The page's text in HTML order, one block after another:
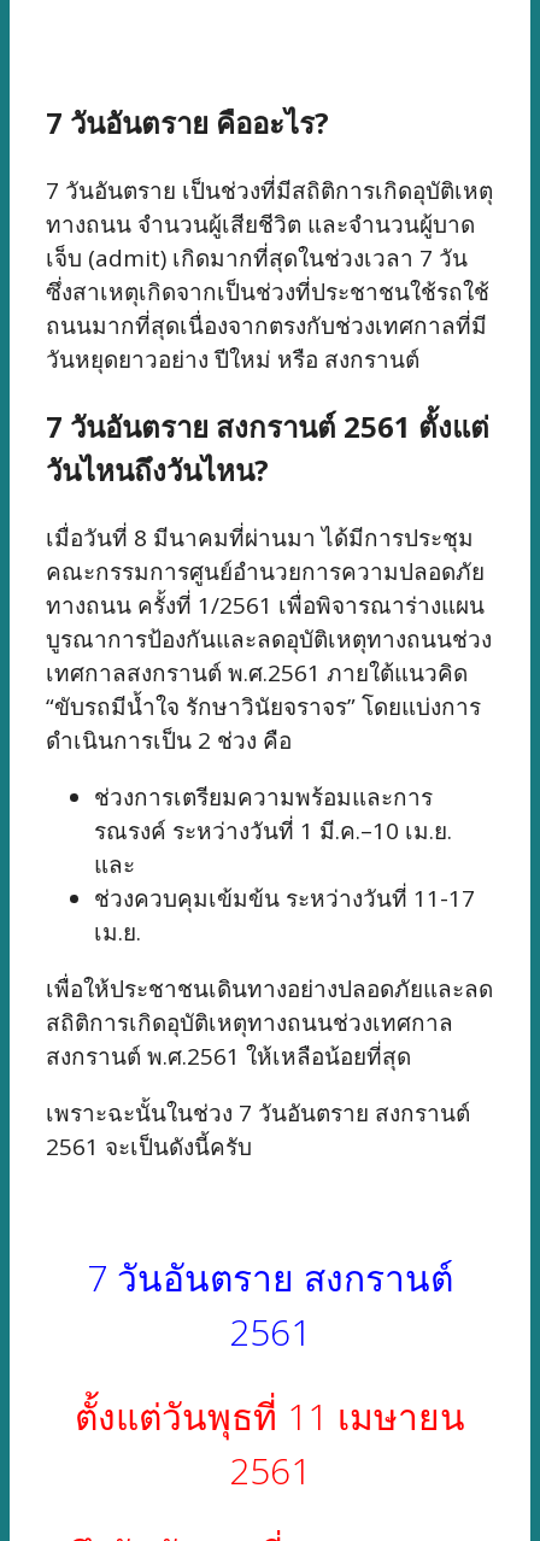
7 วันอันตราย คืออะไร?
7 วันอันตราย เป็นช่วงที่มีสถิติการเกิดอุบัติเหตุ
ทางถนน จำนวนผู้เสียชีวิต และจำนวนผู้บาด
เจ็บ (admit) เกิดมากที่สุดในช่วงเวลา 7 วัน
ซึ่งสาเหตุเกิดจากเป็นช่วงที่ประชาชนใช้รถใช้
ถนนมากที่สุดเนื่องจากตรงกับช่วงเทศกาลที่มี
วันหยุดยาวอย่าง ปีใหม่ หรือ สงกรานต์
7 วันอันตราย สงกรานต์ 2561 ตั้งแต่
วันไหนถึงวันไหน?
เมื่อวันที่ 8 มีนาคมที่ผ่านมา ได้มีการประชุม
คณะกรรมการศูนย์อำนวยการความปลอดภัย
ทางถนน ครั้งที่ 1/2561 เพื่อพิจารณาร่างแผน
บูรณาการป้องกันและลดอุบัติเหตุทางถนนช่วง
เทศกาลสงกรานต์ พ.ศ.2561 ภายใต้แนวคิด
“ขับรถมีน้ำใจ รักษาวินัยจราจร” โดยแบ่งการ
ดำเนินการเป็น 2 ช่วง คือ
ช่วงการเตรียมความพร้อมและการ
รณรงค์ ระหว่างวันที่ 1 มี.ค.–10 เม.ย.
และ
ช่วงควบคุมเข้มข้น ระหว่างวันที่ 11-17
เม.ย.
เพื่อให้ประชาชนเดินทางอย่างปลอดภัยและลด
สถิติการเกิดอุบัติเหตุทางถนนช่วงเทศกาล
สงกรานต์ พ.ศ.2561 ให้เหลือน้อยที่สุด
เพราะฉะนั้นในช่วง 7 วันอันตราย สงกรานต์
2561 จะเป็นดังนี้ครับ
7 วันอันตราย สงกรานต์
2561
ตั้งแต่วันพุธที่ 11 เมษายน
2561